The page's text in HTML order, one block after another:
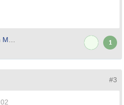
1
#3